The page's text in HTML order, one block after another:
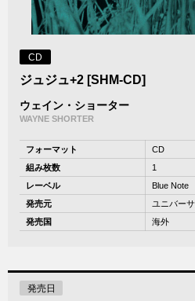
CD
ジュジュ+2 [SHM-CD]
ウェイン・ショーター
WAYNE SHORTER
フォーマット
CD
組み枚数
1
レーベル
Blue Note
発売元
ユニバー
発売国
海外
発売日